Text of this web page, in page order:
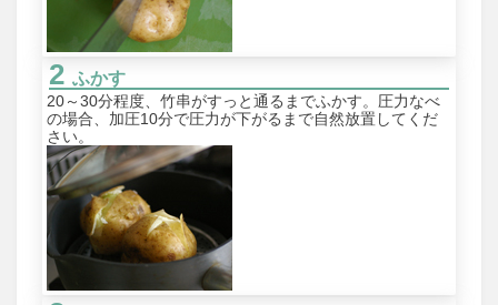
ふかす
20～30分程度、竹串がすっと通るまでふかす。圧力なべ
の場合、加圧10分で圧力が下がるまで自然放置してくだ
さい。